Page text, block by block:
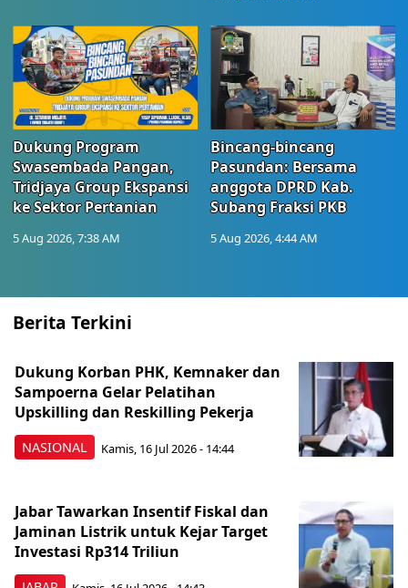
Dukung Program
Swasembada Pangan,
Tridjaya Group Ekspansi
ke Sektor Pertanian
5 Aug 2026, 7:38 AM
Bincang-bincang
Pasundan: Bersama
anggota DPRD Kab.
Subang Fraksi PKB
5 Aug 2026, 4:44 AM
Berita Terkini
NASIONAL
Dukung Korban PHK, Kemnaker dan
Sampoerna Gelar Pelatihan
Upskilling dan Reskilling Pekerja
Kamis, 16 Jul 2026 - 14:44
Jabar Tawarkan Insentif Fiskal dan
Jaminan Listrik untuk Kejar Target
Investasi Rp314 Triliun